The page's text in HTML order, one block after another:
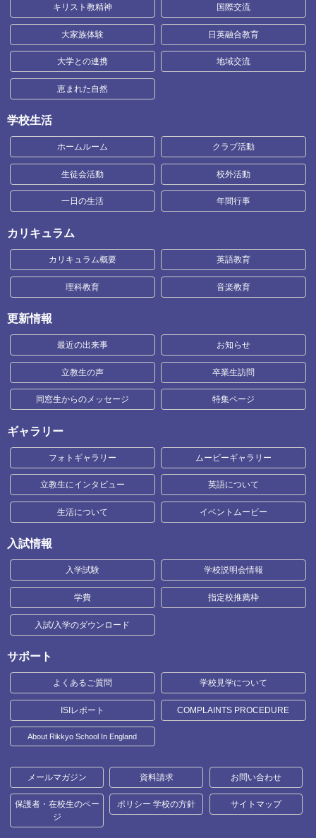
キリスト教精神 国際交流
大家族体験 日英融合教育
大学との連携 地域交流
恵まれた自然
学校生活
ホームルーム クラブ活動
生徒会活動 校外活動
一日の生活 年間行事
カリキュラム
カリキュラム概要 英語教育
理科教育 音楽教育
更新情報
最近の出来事 お知らせ
立教生の声 卒業生訪問
同窓生からのメッセージ 特集ページ
ギャラリー
フォトギャラリー ムービーギャラリー
立教生にインタビュー 英語について
生活について イベントムービー
入試情報
入学試験 学校説明会情報
学費 指定校推薦枠
入試/入学のダウンロード
サポート
よくあるご質問 学校見学について
ISIレポート COMPLAINTS PROCEDURE
About Rikkyo School In England
メールマガジン 資料請求 お問い合わせ
保護者・在校生のペー
ジ
ポリシー 学校の方針 サイトマップ